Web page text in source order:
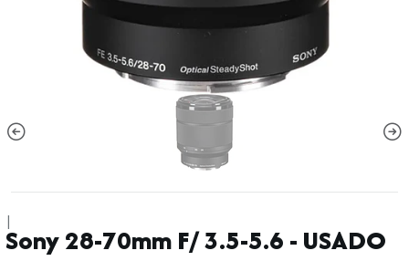
|
Sony 28-70mm F/ 3.5-5.6 - USADO